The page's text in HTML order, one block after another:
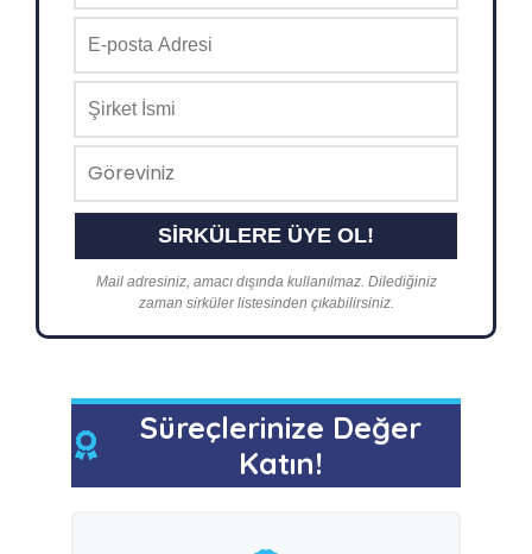
Mail adresiniz, amacı dışında kullanılmaz. Dilediğiniz
zaman sirküler listesinden çıkabilirsiniz.
Süreçlerinize Değer
Katın!